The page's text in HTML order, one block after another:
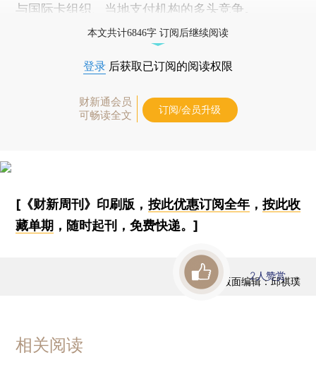
与国际卡组织、当地支付机构的多头竞争。
本文共计6846字 订阅后继续阅读
登录 后获取已订阅的阅读权限
财新通会员
可畅读全文
订阅/会员升级
[《财新周刊》印刷版， 按此优惠订阅全年， 按此收
藏单期 ，随时起刊，免费快递。]
版面编辑：邱祺璞
2人赞赏
相关阅读